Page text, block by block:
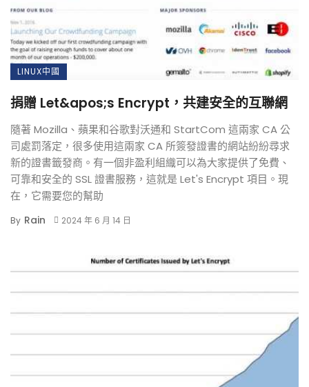
LINUX中國
捐贈 Let&apos;s Encrypt，共建安全的互聯網
隨著 Mozilla、蘋果和谷歌對沃通和 StartCom 這兩家 CA 公
司處罰落定，很多使用這兩家 CA 所簽發證書的網站紛紛尋求
新的證書籤發商。有一個非盈利組織可以為大家提供了免費、
可靠和安全的 SSL 證書服務，這就是 Let's Encrypt 項目。現
在，它需要您的幫助
By Rain 2024 年 6 月 14 日